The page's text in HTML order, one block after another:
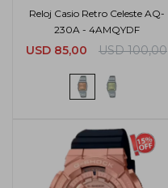
Reloj Casio Retro Celeste AQ-
230A - 4AMQYDF
USD 85,00 USD 100,00